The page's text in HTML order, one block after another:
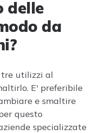
delle
da
tre utilizzi al
E' preferibile
e smaltire
questo
specializzate